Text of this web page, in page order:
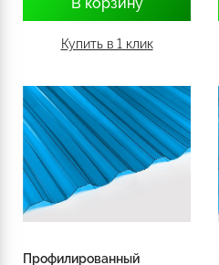
Купить в 1 клик
Профилированный